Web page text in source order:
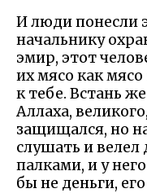
И люди понесли
начальнику
эмир, этот
их мясо как
к тебе. Встань
Аллаха,
защищался, но
слушать и велел
палками, и у
бы не деньги,